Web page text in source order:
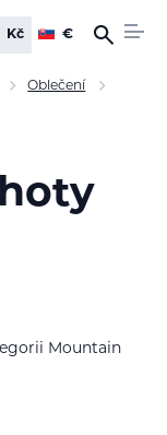
Kč €
Oblečení
Mountain